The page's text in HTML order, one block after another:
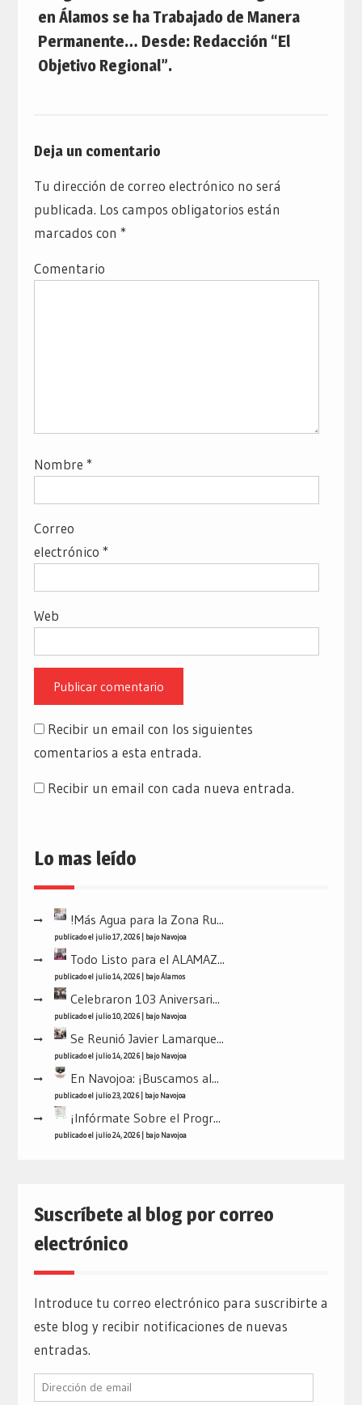
en Álamos se ha Trabajado de Manera
Permanente… Desde: Redacción “El
Objetivo Regional”.
Deja un comentario
Tu dirección de correo electrónico no será
publicada. Los campos obligatorios están
marcados con *
Comentario
Nombre *
Correo
electrónico *
Web
Recibir un email con los siguientes
comentarios a esta entrada.
Recibir un email con cada nueva entrada.
Lo mas leído
!Más Agua para la Zona Ru...
publicado el julio 17, 2026| bajoNavojoa
Todo Listo para el ALAMAZ...
publicado el julio 14, 2026| bajoÁlamos
Celebraron 103 Aniversari...
publicado el julio 10, 2026| bajoNavojoa
Se Reunió Javier Lamarque...
publicado el julio 14, 2026| bajoNavojoa
En Navojoa: ¡Buscamos al...
publicado el julio 23, 2026| bajoNavojoa
¡Infórmate Sobre el Progr...
publicado el julio 24, 2026| bajoNavojoa
Suscríbete al blog por correo
electrónico
Introduce tu correo electrónico para suscribirte a
este blog y recibir notificaciones de nuevas
entradas.
Dirección